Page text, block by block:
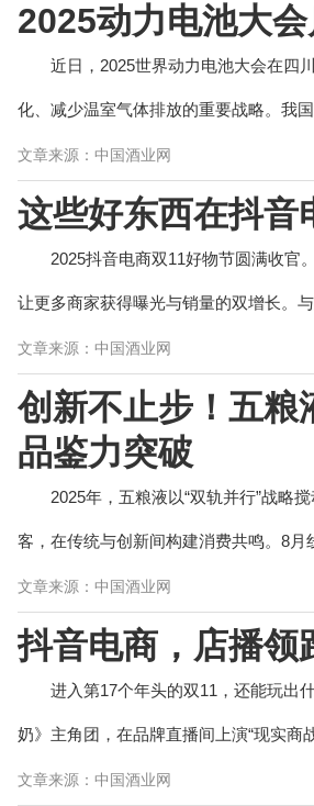
2025动力电池大
近日，2025世界动力电池大会在四
化、减少温室气体排放的重要战略。我
文章来源：中国酒业网
这些好东西在抖音
2025抖音电商双11好物节圆满收官
让更多商家获得曝光与销量的双增长。
文章来源：中国酒业网
创新不止步！五粮
品鉴力突破
2025年，五粮液以“双轨并行”战略
客，在传统与创新间构建消费共鸣。8月
文章来源：中国酒业网
抖音电商，店播领
进入第17个年头的双11，还能玩出
奶》主角团，在品牌直播间上演“现实商
文章来源：中国酒业网